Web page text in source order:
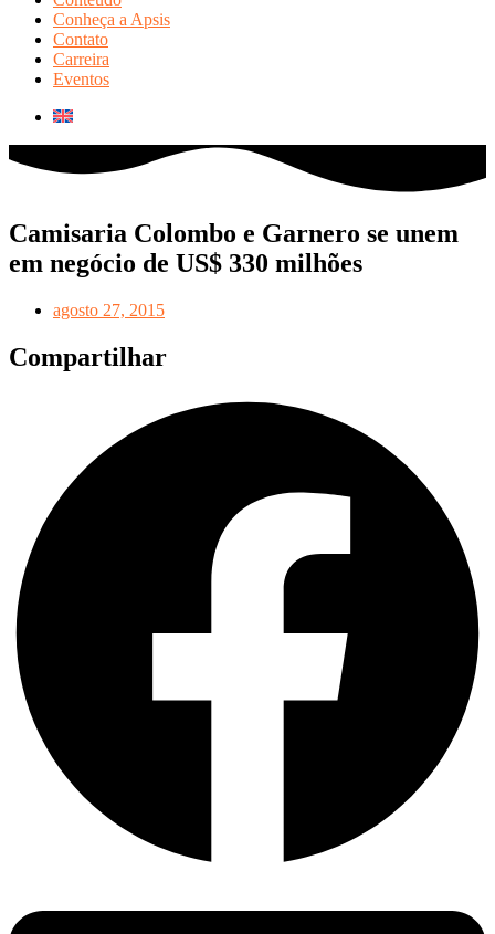
Conheça a Apsis
Contato
Carreira
Eventos
Camisaria Colombo e Garnero se unem
em negócio de US$ 330 milhões
agosto 27, 2015
Compartilhar